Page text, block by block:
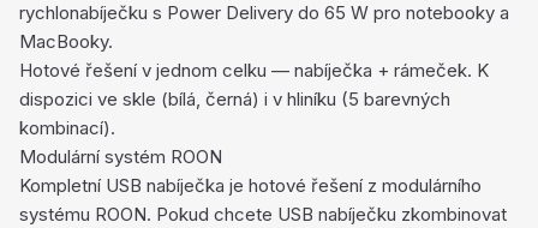
rychlonabíječku s Power Delivery do 65 W pro notebooky a
MacBooky.
Hotové řešení v jednom celku — nabíječka + rámeček. K
dispozici ve skle (bílá, černá) i v hliníku (5 barevných
kombinací).
Modulární systém ROON
Kompletní USB nabíječka je hotové řešení z modulárního
systému ROON. Pokud chcete USB nabíječku zkombinovat